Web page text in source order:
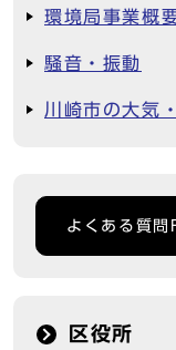
環境局事業概
騒音・振動
川崎市の大気
よくある質問
区役所